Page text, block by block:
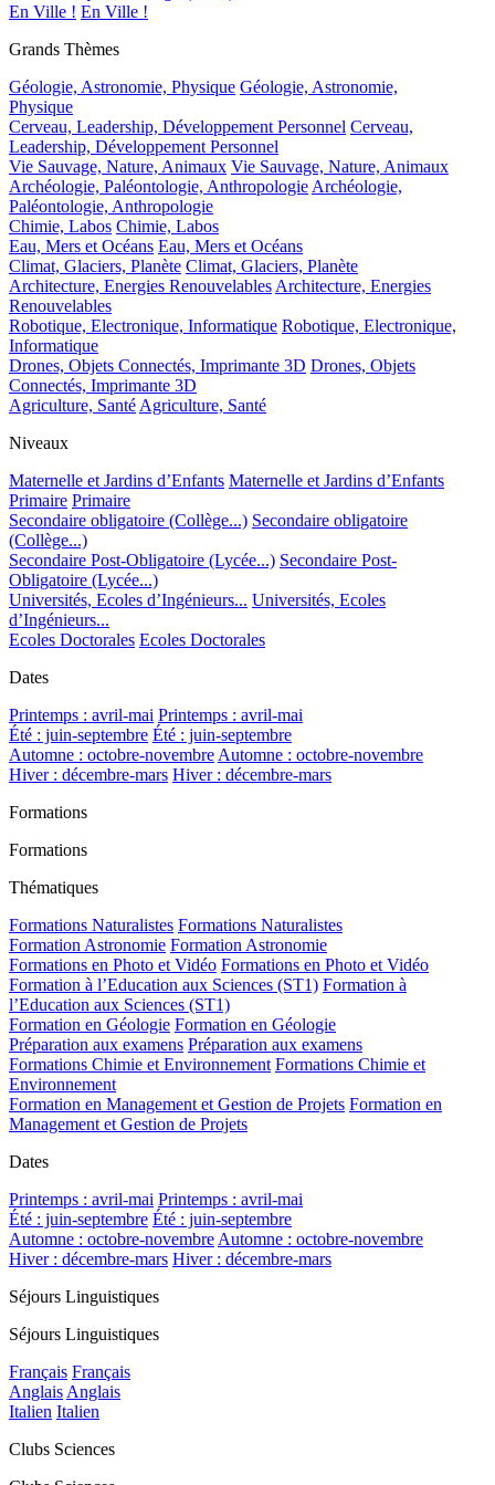
En Ville ! En Ville !
Grands Thèmes
Géologie, Astronomie, Physique Géologie, Astronomie,
Physique
Cerveau, Leadership, Développement Personnel Cerveau,
Leadership, Développement Personnel
Vie Sauvage, Nature, Animaux Vie Sauvage, Nature, Animaux
Archéologie, Paléontologie, Anthropologie Archéologie,
Paléontologie, Anthropologie
Chimie, Labos Chimie, Labos
Eau, Mers et Océans Eau, Mers et Océans
Climat, Glaciers, Planète Climat, Glaciers, Planète
Architecture, Energies Renouvelables Architecture, Energies
Renouvelables
Robotique, Electronique, Informatique Robotique, Electronique,
Informatique
Drones, Objets Connectés, Imprimante 3D Drones, Objets
Connectés, Imprimante 3D
Agriculture, Santé Agriculture, Santé
Niveaux
Maternelle et Jardins d’Enfants Maternelle et Jardins d’Enfants
Primaire Primaire
Secondaire obligatoire (Collège...) Secondaire obligatoire
(Collège...)
Secondaire Post-Obligatoire (Lycée...) Secondaire Post-
Obligatoire (Lycée...)
Universités, Ecoles d’Ingénieurs... Universités, Ecoles
d’Ingénieurs...
Ecoles Doctorales Ecoles Doctorales
Dates
Printemps : avril-mai Printemps : avril-mai
Été : juin-septembre Été : juin-septembre
Automne : octobre-novembre Automne : octobre-novembre
Hiver : décembre-mars Hiver : décembre-mars
Formations
Formations
Thématiques
Formations Naturalistes Formations Naturalistes
Formation Astronomie Formation Astronomie
Formations en Photo et Vidéo Formations en Photo et Vidéo
Formation à l’Education aux Sciences (ST1) Formation à
l’Education aux Sciences (ST1)
Formation en Géologie Formation en Géologie
Préparation aux examens Préparation aux examens
Formations Chimie et Environnement Formations Chimie et
Environnement
Formation en Management et Gestion de Projets Formation en
Management et Gestion de Projets
Dates
Printemps : avril-mai Printemps : avril-mai
Été : juin-septembre Été : juin-septembre
Automne : octobre-novembre Automne : octobre-novembre
Hiver : décembre-mars Hiver : décembre-mars
Séjours Linguistiques
Séjours Linguistiques
Français Français
Anglais Anglais
Italien Italien
Clubs Sciences